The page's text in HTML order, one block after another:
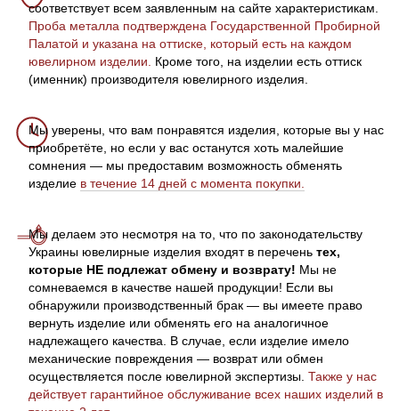
соответствует всем заявленным на сайте характеристикам.
Проба металла подтверждена Государственной Пробирной
Палатой и указана на оттиске, который есть на каждом
ювелирном изделии. Кроме того, на изделии есть оттиск
(именник) производителя ювелирного изделия.
Мы уверены, что вам понравятся изделия, которые вы у нас
приобретёте, но если у вас останутся хоть малейшие
сомнения — мы предоставим возможность обменять
изделие в течение 14 дней с момента покупки.
Мы делаем это несмотря на то, что по законодательству
Украины ювелирные изделия входят в перечень тех,
которые НЕ подлежат обмену и возврату! Мы не
сомневаемся в качестве нашей продукции! Если вы
обнаружили производственный брак — вы имеете право
вернуть изделие или обменять его на аналогичное
надлежащего качества. В случае, если изделие имело
механические повреждения — возврат или обмен
осуществляется после ювелирной экспертизы. Также у нас
действует гарантийное обслуживание всех наших изделий в